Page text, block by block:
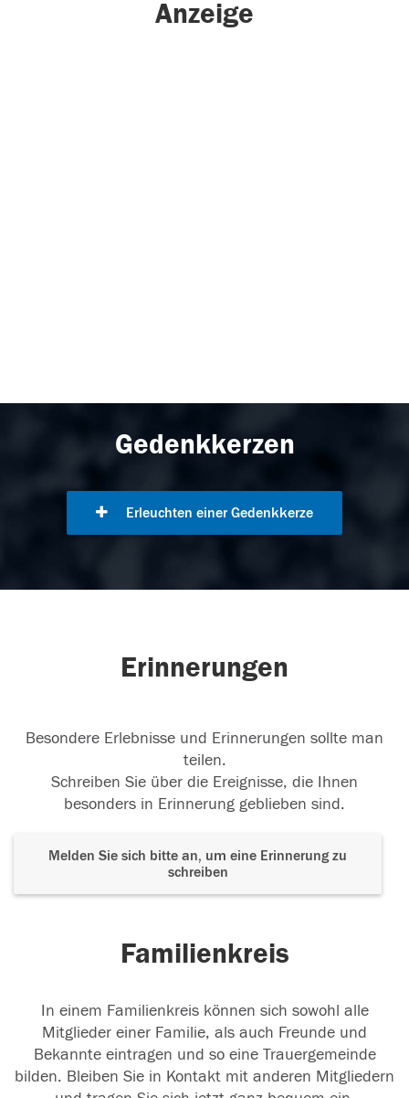
Anzeige
Gedenkkerzen
Erleuchten einer Gedenkkerze
Erinnerungen
Besondere Erlebnisse und Erinnerungen sollte man
teilen.
Schreiben Sie über die Ereignisse, die Ihnen
besonders in Erinnerung geblieben sind.
Melden Sie sich bitte an, um eine Erinnerung zu
schreiben
Familienkreis
In einem Familienkreis können sich sowohl alle
Mitglieder einer Familie, als auch Freunde und
Bekannte eintragen und so eine Trauergemeinde
bilden. Bleiben Sie in Kontakt mit anderen Mitgliedern